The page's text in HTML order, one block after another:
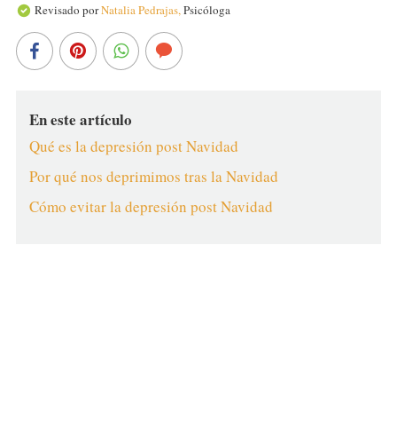
Revisado porNatalia Pedrajas,Psicóloga
En este artículo
Qué es la depresión post Navidad
Por qué nos deprimimos tras la Navidad
Cómo evitar la depresión post Navidad